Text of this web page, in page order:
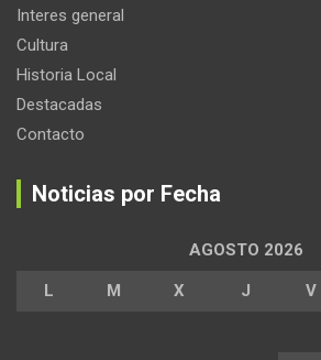
Interes general
Cultura
Historia Local
Destacadas
Contacto
Noticias por Fecha
AGOSTO 2026
L M X J V